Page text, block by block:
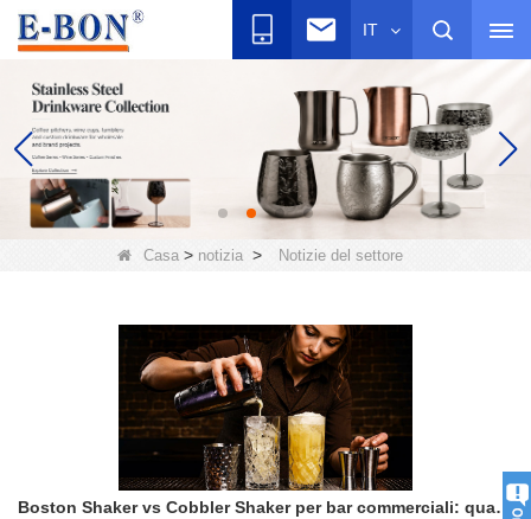
IT
Casa> notizia> Notizie del settore
Boston Shaker vs Cobbler Shaker per bar commerciali: quale dovresti acquistare?